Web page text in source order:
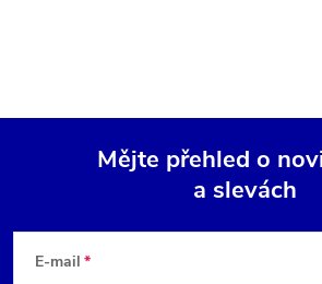
Mějte přehled o
a slevách
E-mail